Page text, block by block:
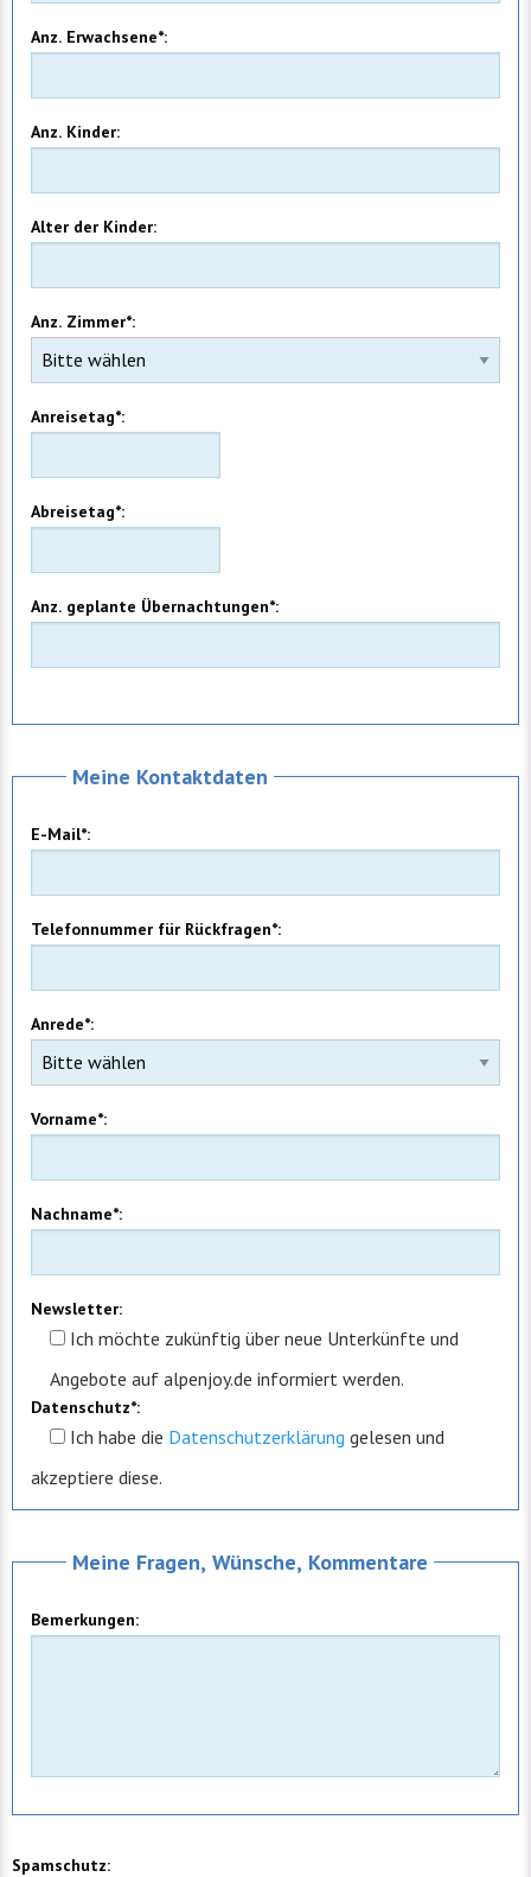
Anz. Erwachsene*:
Anz. Kinder:
Alter der Kinder:
Anz. Zimmer*:
Anreisetag*:
Abreisetag*:
Anz. geplante Übernachtungen*:
Meine Kontaktdaten
E-Mail*:
Telefonnummer für Rückfragen*:
Anrede*:
Vorname*:
Nachname*:
Newsletter:
Ich möchte zukünftig über neue Unterkünfte und
Angebote auf alpenjoy.de informiert werden.
Datenschutz*:
Ich habe die Datenschutzerklärung gelesen und
akzeptiere diese.
Meine Fragen, Wünsche, Kommentare
Bemerkungen:
Spamschutz: